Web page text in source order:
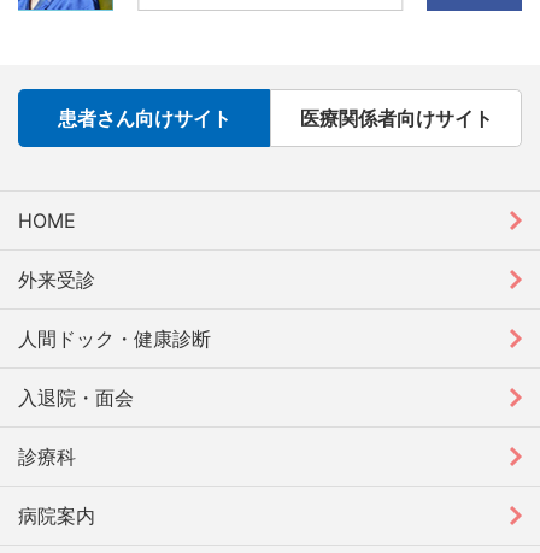
患者さん向けサイト 医療関係者向けサイト
HOME
外来受診
人間ドック・健康診断
入退院・面会
診療科
病院案内